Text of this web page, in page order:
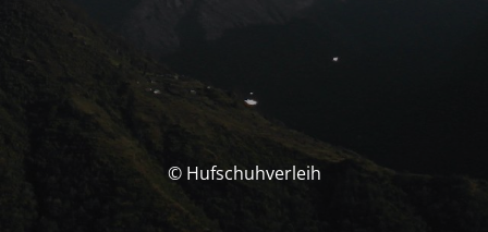
© Hufschuhverleih